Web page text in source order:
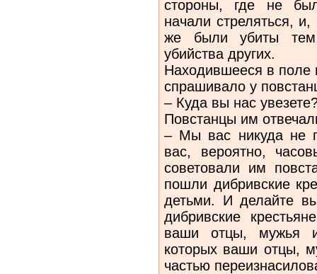
стороны, где не
начали стреляться,
же были убиты
убийства других.
Находившееся в поле
спрашивало у
– Куда вы нас
Повстанцы им
– Мы вас никуда не
вас, вероятно,
советовали им
пошли дибривские
детьми. И делайте
дибривские
ваши отцы, мужья и
которых ваши отцы,
частью